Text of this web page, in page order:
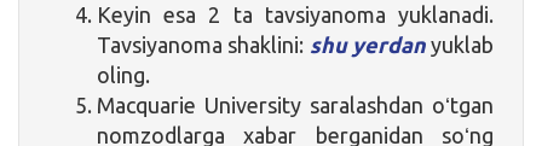
Keyin esa 2 ta tavsiyanoma yuklanadi.
Tavsiyanoma shaklini: shu yerdanyuklab
oling.
Macquarie University saralashdan oʻtgan
nomzodlarga xabar berganidan soʻng